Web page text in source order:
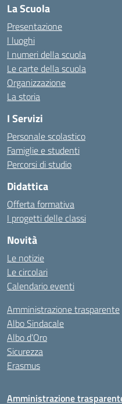
La Scuola
Presentazione
I luoghi
I numeri della scuola
Le carte della scuola
Organizzazione
La storia
I Servizi
Personale scolastico
Famiglie e studenti
Percorsi di studio
Didattica
Offerta formativa
I progetti delle classi
Novità
Le notizie
Le circolari
Calendario eventi
Amministrazione trasparente
Albo Sindacale
Albo d’Oro
Sicurezza
Erasmus
Amministrazione